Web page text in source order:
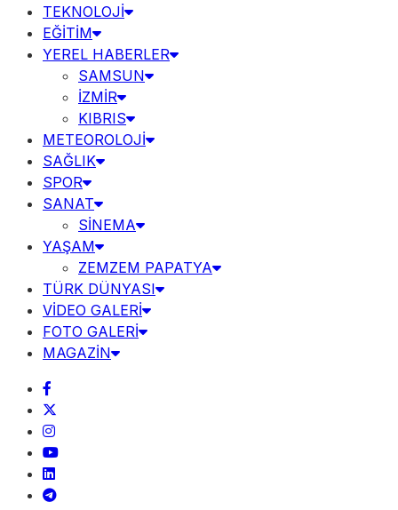
TEKNOLOJİ
EĞİTİM
YEREL HABERLER
SAMSUN
İZMİR
KIBRIS
METEOROLOJİ
SAĞLIK
SPOR
SANAT
SİNEMA
YAŞAM
ZEMZEM PAPATYA
TÜRK DÜNYASI
VİDEO GALERİ
FOTO GALERİ
MAGAZİN